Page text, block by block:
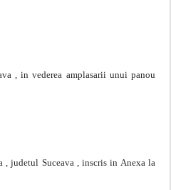
, in vederea amplasarii unui panou
judetul Suceava , inscris in Anexa la